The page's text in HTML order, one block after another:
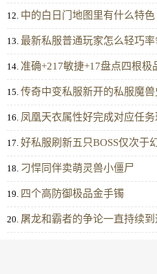
12. 中的白日门地图里有什么特色
13. 最新私服普通玩家怎么轻巧
14. 准确+217敏捷+17盘点四根极
15. 传奇中变私服新开的私服魔
16. 凤凰天衣属性好完成对应任
17. 好私服刷新五只BOSS仅次于
18. 刁悍同伴卖萌灵兽小僵尸
19. 四个高防御极品金手镯
20. 屠龙和霸者的争论一直持续